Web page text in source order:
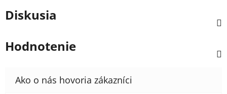
Diskusia
Hodnotenie